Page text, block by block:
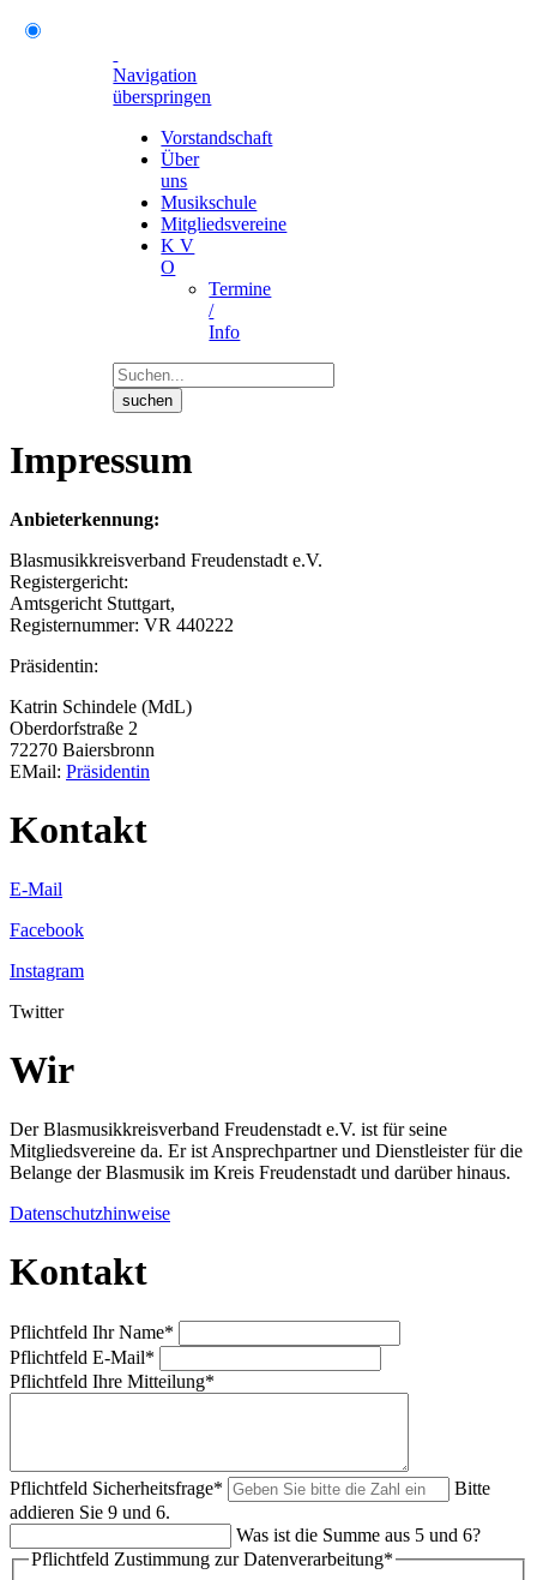
Navigation
überspringen
Vorstandschaft
Über
uns
Musikschule
Mitgliedsvereine
K V
O
Termine
/
Info
suchen
Impressum
Anbieterkennung:
Blasmusikkreisverband Freudenstadt e.V.
Registergericht:
Amtsgericht Stuttgart,
Registernummer: VR 440222
Präsidentin:
Katrin Schindele (MdL)
Oberdorfstraße 2
72270 Baiersbronn
EMail: Präsidentin
Kontakt
E-Mail
Facebook
Instagram
Twitter
Wir
Der Blasmusikkreisverband Freudenstadt e.V. ist für seine
Mitgliedsvereine da. Er ist Ansprechpartner und Dienstleister für die
Belange der Blasmusik im Kreis Freudenstadt und darüber hinaus.
Datenschutzhinweise
Kontakt
Pflichtfeld Ihr Name*
Pflichtfeld E-Mail*
Pflichtfeld Ihre Mitteilung*
Pflichtfeld Sicherheitsfrage*
Bitte
addieren Sie 9 und 6.
Was ist die Summe aus 5 und 6?
Pflichtfeld Zustimmung zur Datenverarbeitung*